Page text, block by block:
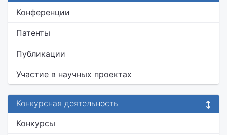
Конференции
Патенты
Публикации
Участие в научных проектах
Конкурсная деятельность
Конкурсы